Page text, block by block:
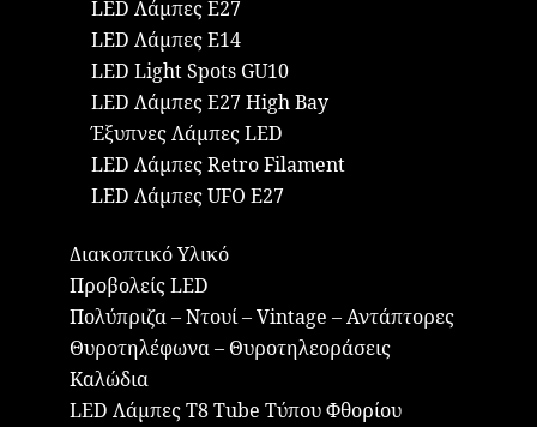
LED Λάμπες E27
LED Λάμπες E14
LED Light Spots GU10
LED Λάμπες E27 High Bay
Έξυπνες Λάμπες LED
LED Λάμπες Retro Filament
LED Λάμπες UFO E27
Διακοπτικό Υλικό
Προβολείς LED
Πολύπριζα – Ντουί – Vintage – Αντάπτορες
Θυροτηλέφωνα – Θυροτηλεοράσεις
Καλώδια
LED Λάμπες Τ8 Tube Τύπου Φθορίου